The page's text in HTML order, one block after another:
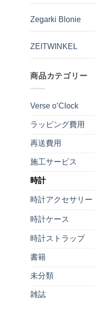
Zegarki Blonie
ZEITWINKEL
商品カテゴリー
Verse o’Clock
ラッピング費用
再送費用
施工サービス
時計
時計アクセサリー
時計ケース
時計ストラップ
書籍
未分類
雑誌